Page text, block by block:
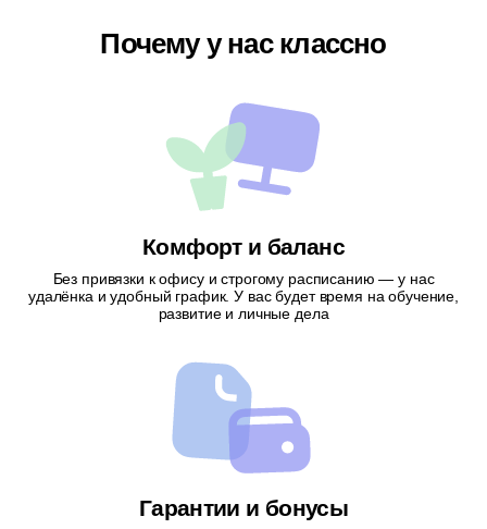
Почему у нас классно
Комфорт и баланс
Без привязки к офису и строгому расписанию — у нас
удалёнка и удобный график. У вас будет время на обучение,
развитие и личные дела
Гарантии и бонусы